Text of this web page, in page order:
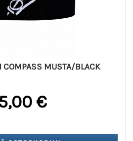
COMPASS MUSTA/BLACK
€